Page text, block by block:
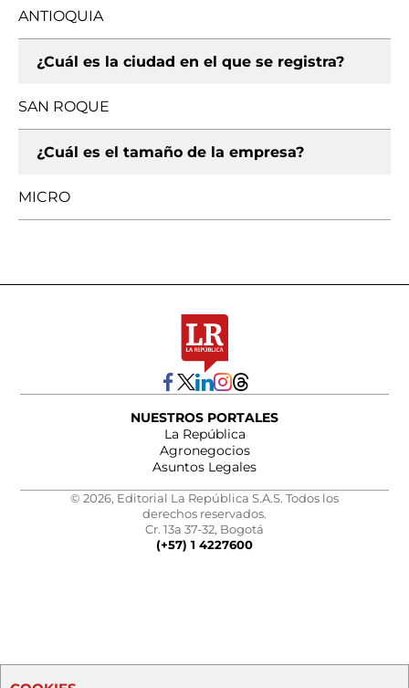
ANTIOQUIA
¿Cuál es la ciudad en el que se registra?
SAN ROQUE
¿Cuál es el tamaño de la empresa?
MICRO
NUESTROS PORTALES
La República
Agronegocios
Asuntos Legales
© 2026, Editorial La República S.A.S. Todos los
derechos reservados.
Cr. 13a 37-32, Bogotá
(+57) 1 4227600